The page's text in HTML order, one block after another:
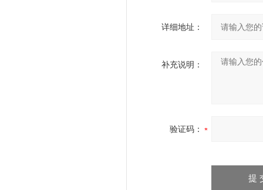
详细地址：
补充说明：
验证码：